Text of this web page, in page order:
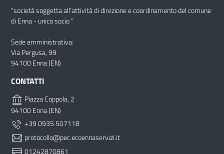
“società soggetta all’attività di direzione e coordinamento del comune
di Enna - unico socio “
Sede amministrativa:
Via Pergusa, 99
94100 Enna (EN)
CONTATTI
Piazza Coppola, 2
94100 Enna (EN)
+39 0935 507118
protocollo@pec.ecoennaservizi.it
01242870861